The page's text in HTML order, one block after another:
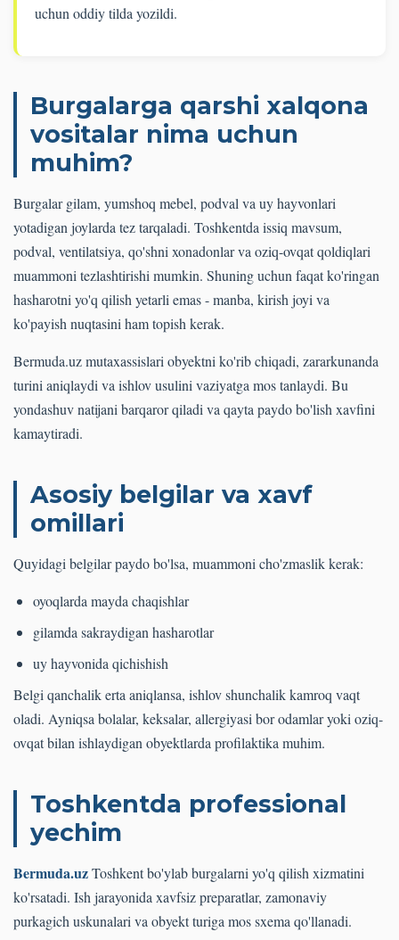
uchun oddiy tilda yozildi.
Burgalarga qarshi xalqona
vositalar nima uchun
muhim?
Burgalar gilam, yumshoq mebel, podval va uy hayvonlari
yotadigan joylarda tez tarqaladi. Toshkentda issiq mavsum,
podval, ventilatsiya, qo'shni xonadonlar va oziq-ovqat qoldiqlari
muammoni tezlashtirishi mumkin. Shuning uchun faqat ko'ringan
hasharotni yo'q qilish yetarli emas - manba, kirish joyi va
ko'payish nuqtasini ham topish kerak.
Bermuda.uz mutaxassislari obyektni ko'rib chiqadi, zararkunanda
turini aniqlaydi va ishlov usulini vaziyatga mos tanlaydi. Bu
yondashuv natijani barqaror qiladi va qayta paydo bo'lish xavfini
kamaytiradi.
Asosiy belgilar va xavf
omillari
Quyidagi belgilar paydo bo'lsa, muammoni cho'zmaslik kerak:
oyoqlarda mayda chaqishlar
gilamda sakraydigan hasharotlar
uy hayvonida qichishish
Belgi qanchalik erta aniqlansa, ishlov shunchalik kamroq vaqt
oladi. Ayniqsa bolalar, keksalar, allergiyasi bor odamlar yoki oziq-
ovqat bilan ishlaydigan obyektlarda profilaktika muhim.
Toshkentda professional
yechim
Bermuda.uzToshkent bo'ylab burgalarni yo'q qilish xizmatini
ko'rsatadi. Ish jarayonida xavfsiz preparatlar, zamonaviy
purkagich uskunalari va obyekt turiga mos sxema qo'llanadi.